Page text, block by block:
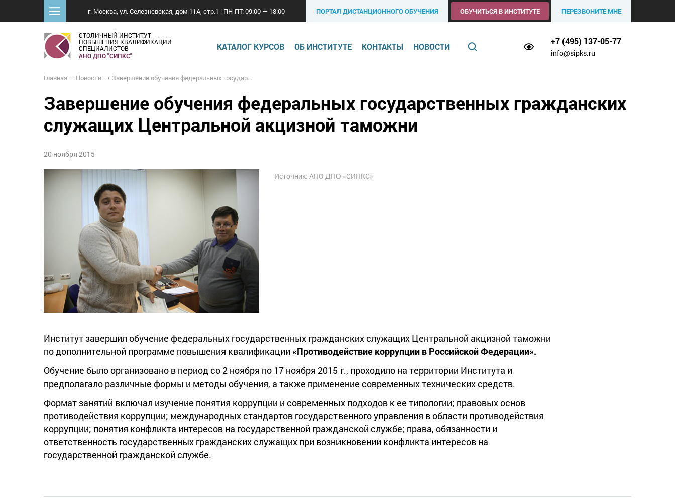
г. Москва, ул. Селезневская, дом 11А, стр.1 | ПН-ПТ: 09:00 — 18:00 ПОРТАЛ ДИСТАНЦИОННОГО ОБУЧЕНИЯ ОБУЧИТЬСЯ В ИНСТИТУТЕ ПЕРЕЗВОНИТЕ МНЕ
СТОЛИЧНЫЙ ИНСТИТУТ
ПОВЫШЕНИЯ КВАЛИФИКАЦИИ
СПЕЦИАЛИСТОВ
АНО ДПО "СИПКС"
КАТАЛОГ КУРСОВ ОБ ИНСТИТУТЕ КОНТАКТЫ НОВОСТИ
+7 (495) 137-05-77
info@sipks.ru
Главная Новости Завершение обучения федеральных государственных гражданских служащих Центральной акцизной таможни
Завершение обучения федеральных государственных гражданских
служащих Центральной акцизной таможни
20 ноября 2015
Источник: АНО ДПО «СИПКС»
Институт завершил обучение федеральных государственных гражданских служащих Центральной акцизной таможни
по дополнительной программе повышения квалификации «Противодействие коррупции в Российской Федерации».
Обучение было организовано в период со 2 ноября по 17 ноября 2015 г., проходило на территории Института и
предполагало различные формы и методы обучения, а также применение современных технических средств.
Формат занятий включал изучение понятия коррупции и современных подходов к ее типологии; правовых основ
противодействия коррупции; международных стандартов государственного управления в области противодействия
коррупции; понятия конфликта интересов на государственной гражданской службе; права, обязанности и
ответственность государственных гражданских служащих при возникновении конфликта интересов на
государственной гражданской службе.